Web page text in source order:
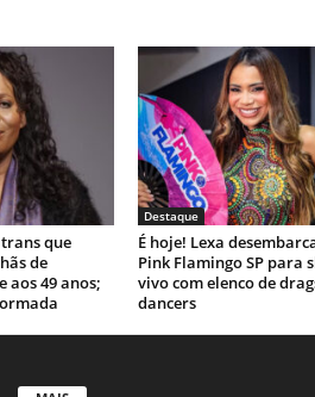
que
de
aos 49 anos;
Destaque
É hoje! Lexa
Pink Flamingo SP para
vivo com elenco de
dancers